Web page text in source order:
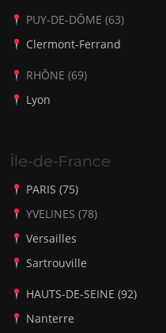
PUY-DE-DÔME (63)
Clermont-Ferrand
RHÔNE (69)
Lyon
Île-de-France
PARIS (75)
YVELINES (78)
Versailles
Sartrouville
HAUTS-DE-SEINE (92)
Nanterre